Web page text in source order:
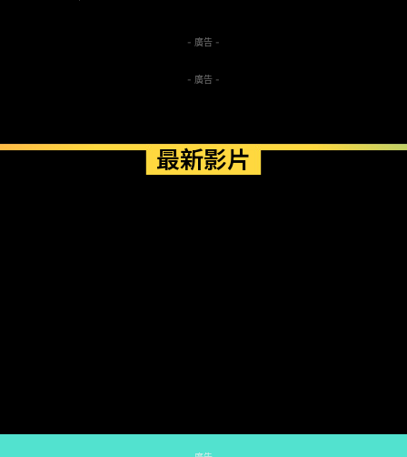
- 廣告 -
- 廣告 -
最新影片